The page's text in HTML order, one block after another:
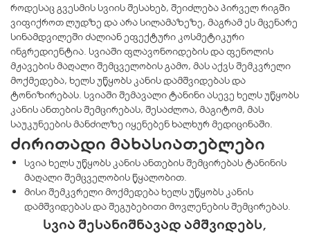
როდესაც გვესმის სვიის შესახებ, შეიძლება პირველ რიგში
ვიფიქროთ ლუდზე და არა სილამაზეზე, მაგრამ ეს მცენარე
სინამდვილეში ძალიან ეფექტური კოსმეტიკური
ინგრედიენტია. სვიაში ფლავონოიდების და ფენოლის
მჟავების მაღალი შემცველობის გამო, მას აქვს შემკვრელი
მოქმედება, ხელს უწყობს კანის დამშვიდებას და
ტონიზირებას. სვიაში შემავალი ტანინი ასევე ხელს უწყობს
კანის ანთების შემცირებას, შესაძლოა, მაგიტომ, მას
საუკუნეების მანძილზე იყენებენ ხალხურ მედიცინაში.
ძირითადი მახასიათებლები
სვია ხელს უწყობს კანის ანთების შემცირებას ტანინის
მაღალი შემცველობის წყალობით.
მისი შემკვრელი მოქმედება ხელს უწყობს კანის
დამშვიდებას და შეგუბებითი მოვლენების შემცირებას.
სვია შესანიშნავად ამშვიდებს,